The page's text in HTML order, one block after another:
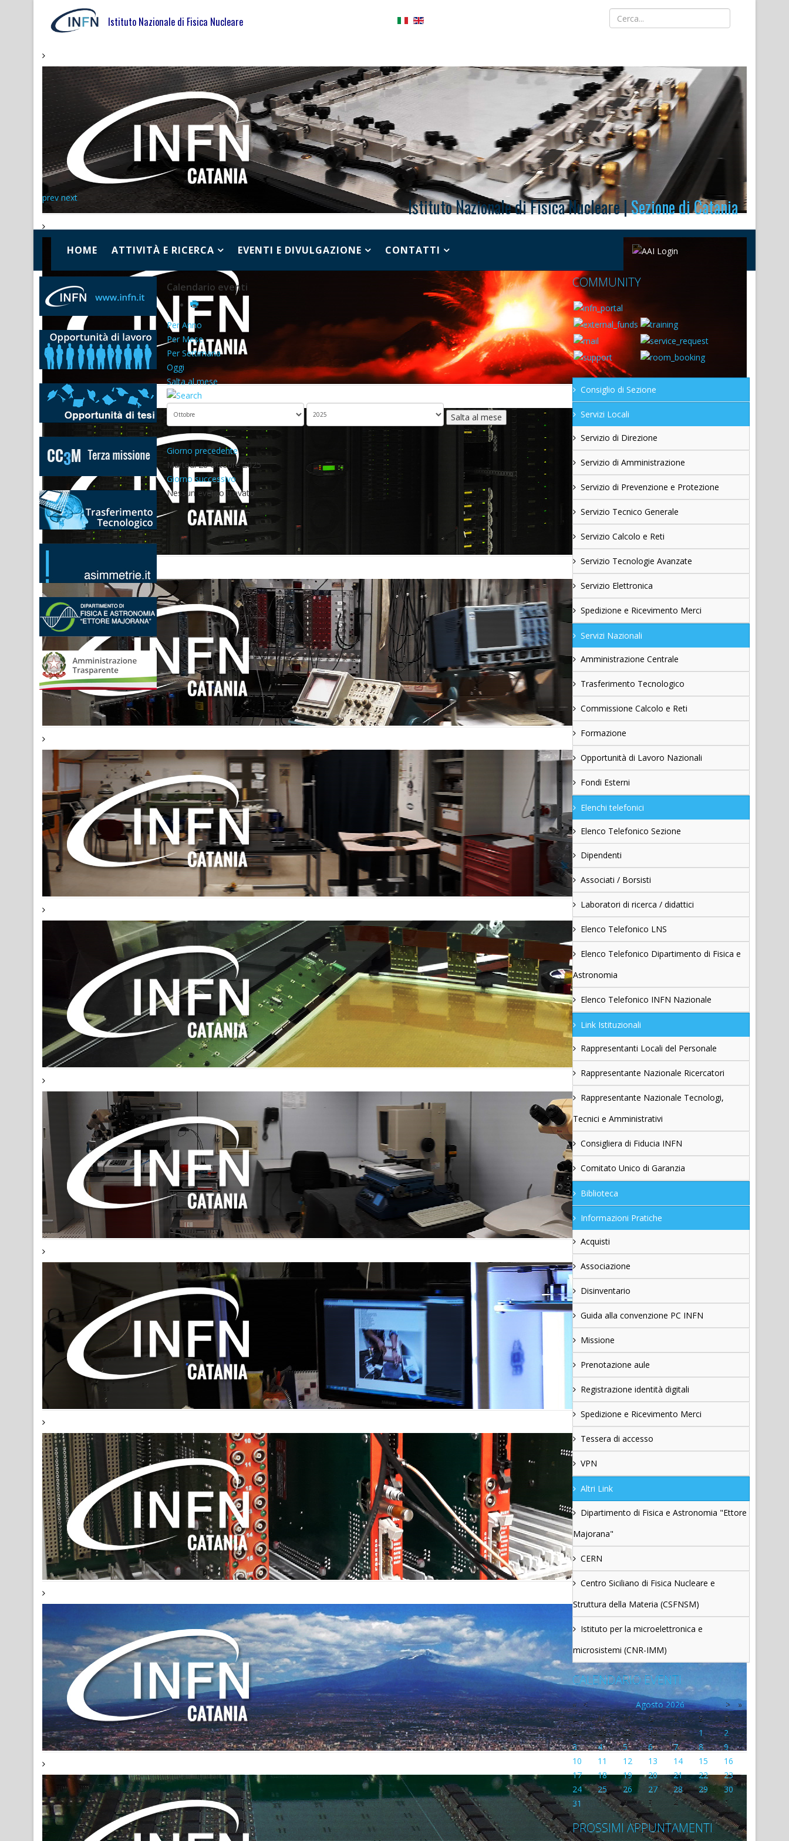
Istituto Nazionale di Fisica Nucleare
prev next Istituto Nazionale di Fisica Nucleare |Sezione di Catania
HOME ATTIVITÀ E RICERCA EVENTI E DIVULGAZIONE CONTATTI
Calendario eventi
Per Anno
Per Mese
Per Settimana
Oggi
Salta al mese
Salta al mese
Giorno precedente
Martedì 28 Ottobre 2025
Giorno successivo
Nessun evento trovato
COMMUNITY
Consiglio di Sezione
Servizi Locali
Servizio di Direzione
Servizio di Amministrazione
Servizio di Prevenzione e Protezione
Servizio Tecnico Generale
Servizio Calcolo e Reti
Servizio Tecnologie Avanzate
Servizio Elettronica
Spedizione e Ricevimento Merci
Servizi Nazionali
Amministrazione Centrale
Trasferimento Tecnologico
Commissione Calcolo e Reti
Formazione
Opportunità di Lavoro Nazionali
Fondi Esterni
Elenchi telefonici
Elenco Telefonico Sezione
Dipendenti
Associati / Borsisti
Laboratori di ricerca / didattici
Elenco Telefonico LNS
Elenco Telefonico Dipartimento di Fisica e
Astronomia
Elenco Telefonico INFN Nazionale
Link Istituzionali
Rappresentanti Locali del Personale
Rappresentante Nazionale Ricercatori
Rappresentante Nazionale Tecnologi,
Tecnici e Amministrativi
Consigliera di Fiducia INFN
Comitato Unico di Garanzia
Biblioteca
Informazioni Pratiche
Acquisti
Associazione
Disinventario
Guida alla convenzione PC INFN
Missione
Prenotazione aule
Registrazione identità digitali
Spedizione e Ricevimento Merci
Tessera di accesso
VPN
Altri Link
Dipartimento di Fisica e Astronomia "Ettore
Majorana"
CERN
Centro Siciliano di Fisica Nucleare e
Struttura della Materia (CSFNSM)
Istituto per la microelettronica e
microsistemi (CNR-IMM)
CALENDARIO EVENTI
« < Agosto 2026 >
»
L
M M G V S
D
27
28 29 30 31 1
2
3
4 5 6 7 8
9
10
11 12 13 14 15
16
17
18 19 20 21 22
23
24
25 26 27 28 29
30
31
1 2 3 4 5 6
PROSSIMI APPUNTAMENTI